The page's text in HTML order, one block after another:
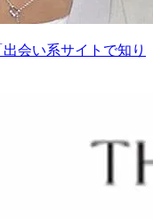
会い系サイトで知り